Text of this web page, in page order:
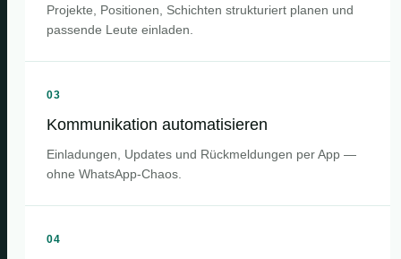
Projekte, Positionen, Schichten strukturiert planen und
passende Leute einladen.
03
Kommunikation automatisieren
Einladungen, Updates und Rückmeldungen per App —
ohne WhatsApp-Chaos.
04